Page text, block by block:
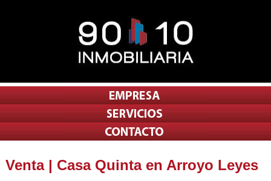
Venta | Casa Quinta en Arroyo Leyes